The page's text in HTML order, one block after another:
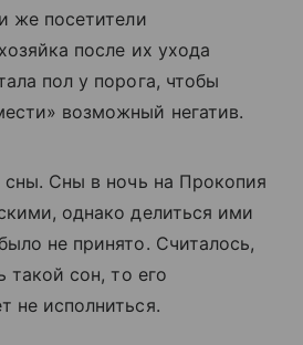
же посетители
после их ухода
пол у порога, чтобы
возможный негатив.
Сны в ночь на Прокопия
однако делиться ими
не принято. Считалось,
такой сон, то его
не исполниться.